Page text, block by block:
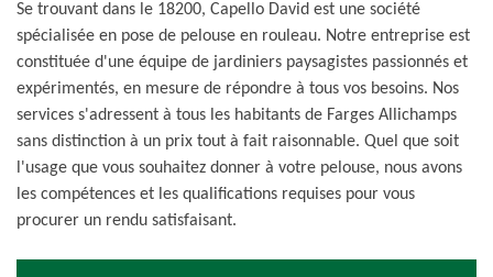
Se trouvant dans le 18200, Capello David est une société
spécialisée en pose de pelouse en rouleau. Notre entreprise est
constituée d'une équipe de jardiniers paysagistes passionnés et
expérimentés, en mesure de répondre à tous vos besoins. Nos
services s'adressent à tous les habitants de Farges Allichamps
sans distinction à un prix tout à fait raisonnable. Quel que soit
l'usage que vous souhaitez donner à votre pelouse, nous avons
les compétences et les qualifications requises pour vous
procurer un rendu satisfaisant.